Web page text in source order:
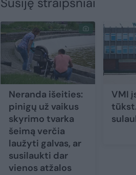
Neranda išeities:
pinigų už vaikus
skyrimo tvarka
šeimą verčia
laužyti galvas, ar
susilaukti dar
vienos atžalos
VMI